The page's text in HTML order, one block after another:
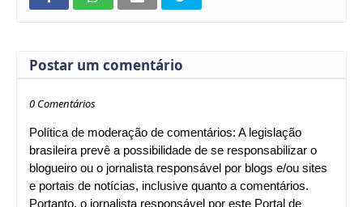
Postar um comentário
0 Comentários
Política de moderação de comentários: A legislação
brasileira prevê a possibilidade de se responsabilizar o
blogueiro ou o jornalista responsável por blogs e/ou sites
e portais de notícias, inclusive quanto a comentários.
Portanto, o jornalista responsável por este Portal de